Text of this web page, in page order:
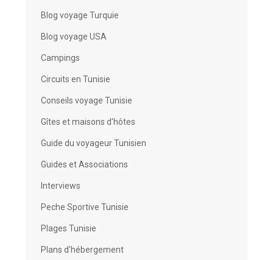
Blog voyage Turquie
Blog voyage USA
Campings
Circuits en Tunisie
Conseils voyage Tunisie
Gîtes et maisons d'hôtes
Guide du voyageur Tunisien
Guides et Associations
Interviews
Peche Sportive Tunisie
Plages Tunisie
Plans d'hébergement